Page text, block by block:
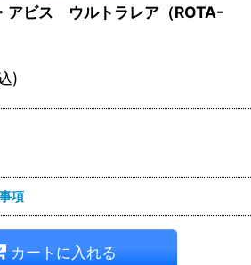
アビス ウルトラレア（ROTA-
)
項
カートに入れる